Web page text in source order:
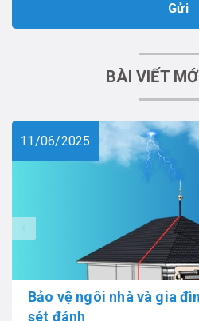
Gửi
BÀI VIẾT
11/06/2025
Bảo vệ ngôi nhà và gia
sét đánh